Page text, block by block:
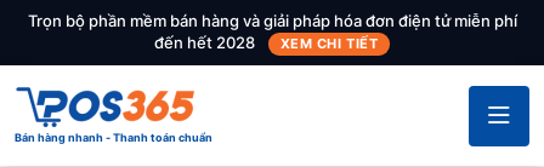
Trọn bộ phần mềm bán hàng và giải pháp hóa đơn điện tử miễn phí
đến hết 2028
XEM CHI TIẾT
Bán hàng nhanh - Thanh toán chuẩn